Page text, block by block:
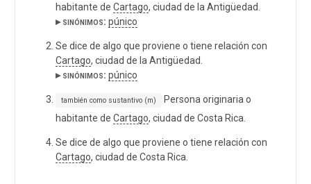
habitante de Cartago, ciudad de la Antigüedad.
▸ sinónimos: púnico
Se dice de algo que proviene o tiene relación con
Cartago, ciudad de la Antigüedad.
▸ sinónimos: púnico
también como sustantivo (m)
Persona originaria o
habitante de Cartago, ciudad de Costa Rica.
Se dice de algo que proviene o tiene relación con
Cartago, ciudad de Costa Rica.